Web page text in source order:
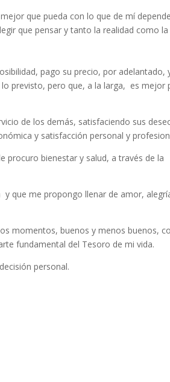
que pueda con lo que de mí
que pensar y tanto la realidad como la
pago su precio, por adelantado,
previsto, pero que, a la larga, es mejor
de los demás, satisfaciendo sus
y satisfacción personal y
procuro bienestar y salud, a través de la
que me propongo llenar de amor,
momentos, buenos y menos buenos,
fundamental del Tesoro de mi vida.
personal.